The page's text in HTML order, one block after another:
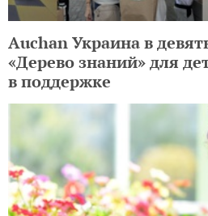
Auchan Украина в
«Дерево знаний» для
в поддержке